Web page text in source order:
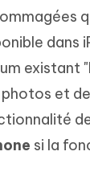
données Android
2.0.0
PDF
dans
existant
et
si la